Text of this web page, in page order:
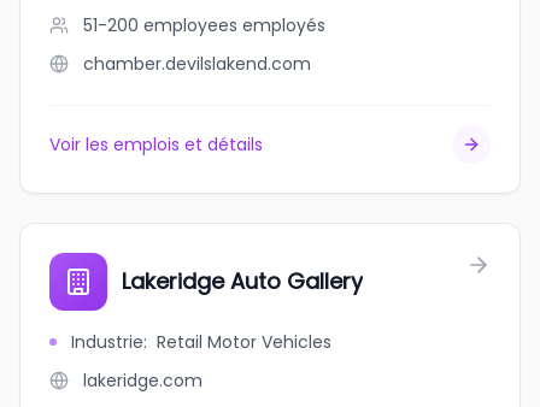
51-200 employees employés
chamber.devilslakend.com
Voir les emplois et détails
Lakeridge Auto Gallery
Industrie: Retail Motor Vehicles
lakeridge.com